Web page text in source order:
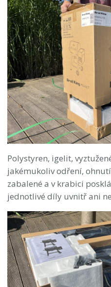
Polystyren, igelit,
jakémukoliv odření,
zabalené a v krabici
jednotlivé díly uvnitř ani